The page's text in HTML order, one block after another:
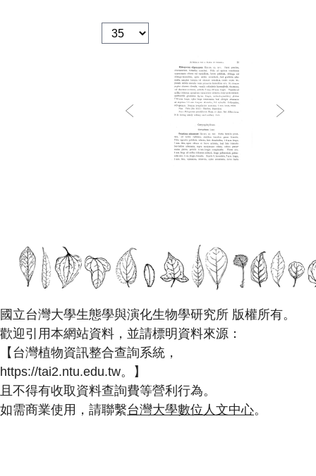
國立台灣大學生態學與演化生物學研究所 版權所有。
歡迎引用本網站資料，並請標明資料來源：
【台灣植物資訊整合查詢系統，
https://tai2.ntu.edu.tw。】
且不得有收取資料查詢費等營利行為。
如需商業使用，請聯繫台灣大學數位人文中心。